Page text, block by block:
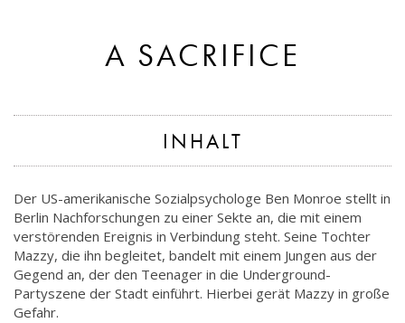
A SACRIFICE
INHALT
Der US-amerikanische Sozialpsychologe Ben Monroe stellt in
Berlin Nachforschungen zu einer Sekte an, die mit einem
verstörenden Ereignis in Verbindung steht. Seine Tochter
Mazzy, die ihn begleitet, bandelt mit einem Jungen aus der
Gegend an, der den Teenager in die Underground-
Partyszene der Stadt einführt. Hierbei gerät Mazzy in große
Gefahr.